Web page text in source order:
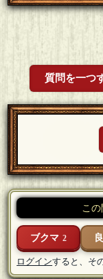
質問を一つ
こ
ブクマ 2
ログインすると、そ